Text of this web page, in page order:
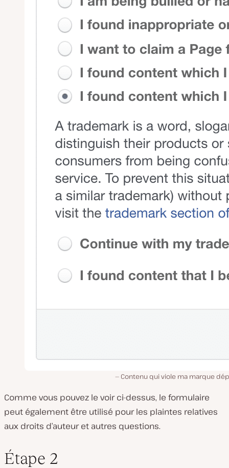
Contenu qui viole ma marque
Comme vous pouvez le voir ci-dessus, le formulaire
peut également être utilisé pour les plaintes relatives
aux droits d’auteur et autres questions.
Étape 2